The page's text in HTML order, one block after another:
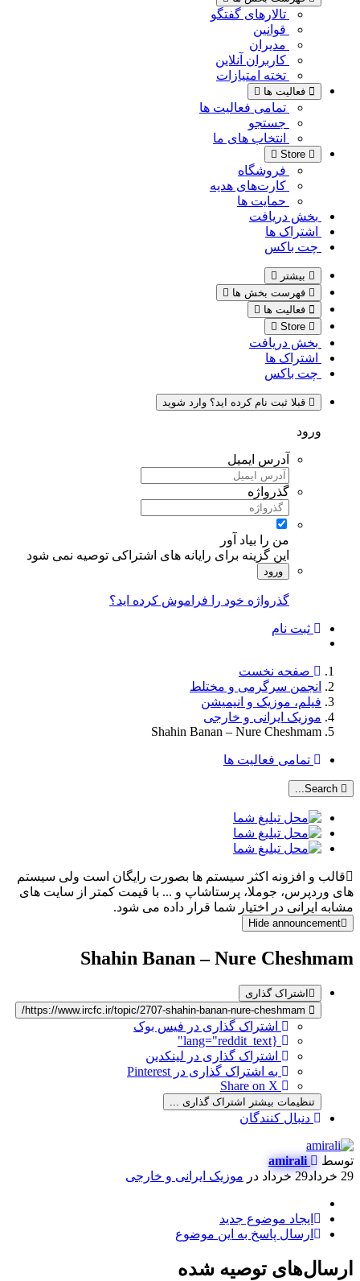
تالارهای گفتگو
قوانین
مدیران
کاربران آنلاین
تخته امتیازات
فعالیت ها
تمامی فعالیت ها
جستجو
انتخاب های ما
Store
فروشگاه
کارت‌های هدیه
حمایت ها
بخش دریافت
اشتراک ها
چت باکس
بیشتر
فهرست بخش ها
فعالیت ها
Store
بخش دریافت
اشتراک ها
چت باکس
قبلا ثبت نام کرده اید؟ وارد شوید
ورود
آدرس ایمیل
گذرواژه
من را بیاد آور
این گزینه برای رایانه های اشتراکی توصیه نمی شود
ورود
گذرواژه خود را فراموش کرده اید؟
ثبت نام
صفحه نخست
انجمن سرگرمی و مختلط
فیلم، موزیک و انیمیشن
موزیک ایرانی و خارجی
Shahin Banan – Nure Cheshmam
تمامی فعالیت ها
Search...
قالب و افزونه اکثر سیستم ها بصورت رایگان است ولی سیستم
های وردپرس، جوملا، پرستاشاپ و ... با قیمت کمتر از سایت های
مشابه ایرانی در اختیار شما قرار داده می شود.
Hide announcement
Shahin Banan – Nure Cheshmam
اشتراک گذاری
اشتراک گذاری در فیس بوک
{lang="reddit_text"
اشتراک گذاری در لینکدین
به اشتراک گذاری در Pinterest
Share on X
تنظیمات بیشتر اشتراک گذاری ...
دنبال کنندگان
توسط
amirali
29 خرداد
29 خرداد در موزیک ایرانی و خارجی
ایجاد موضوع جدید
ارسال پاسخ به این موضوع
ارسال‌های توصیه شده